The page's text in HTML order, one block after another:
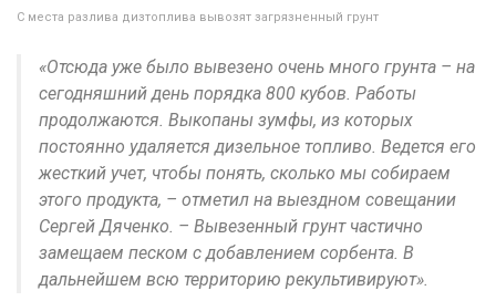
С места разлива дизтоплива вывозят загрязненный грунт
«Отсюда уже было вывезено очень много грунта – на
сегодняшний день порядка 800 кубов. Работы
продолжаются. Выкопаны зумфы, из которых
постоянно удаляется дизельное топливо. Ведется его
жесткий учет, чтобы понять, сколько мы собираем
этого продукта, – отметил на выездном совещании
Сергей Дяченко. – Вывезенный грунт частично
замещаем песком с добавлением сорбента. В
дальнейшем всю территорию рекультивируют».